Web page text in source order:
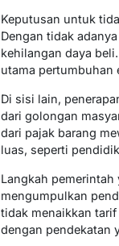
Keputusan untuk
Dengan tidak
kehilangan daya
utama pertumbuhan
Di sisi lain,
dari golongan
dari pajak barang
luas, seperti
Langkah
mengumpulkan
tidak menaikkan
dengan pendekatan